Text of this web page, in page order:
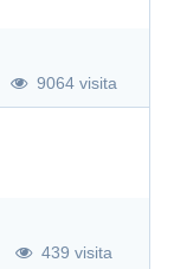
9064 visita
439 visita